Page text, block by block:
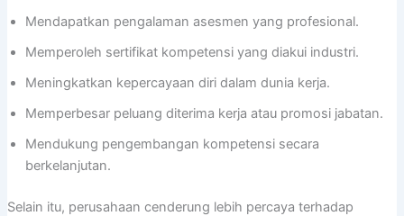
Mendapatkan pengalaman asesmen yang profesional.
Memperoleh sertifikat kompetensi yang diakui industri.
Meningkatkan kepercayaan diri dalam dunia kerja.
Memperbesar peluang diterima kerja atau promosi jabatan.
Mendukung pengembangan kompetensi secara
berkelanjutan.
Selain itu, perusahaan cenderung lebih percaya terhadap